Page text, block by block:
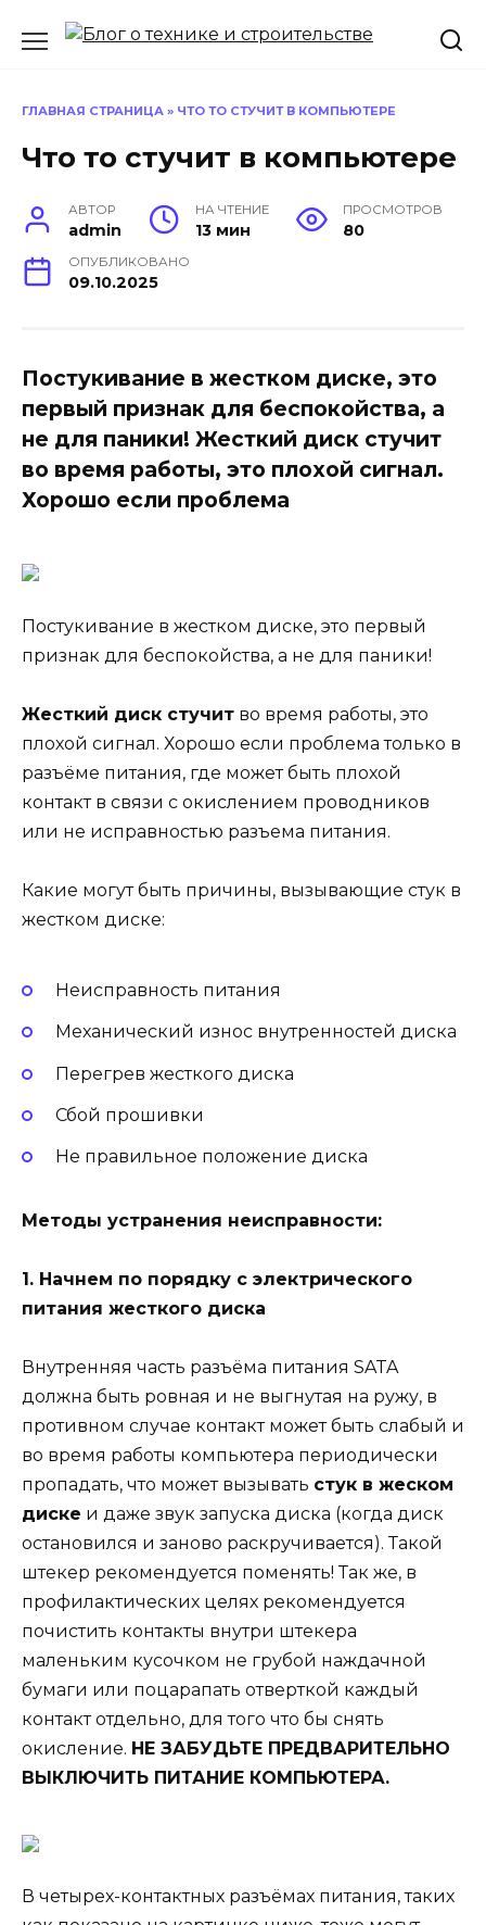
ГЛАВНАЯ СТРАНИЦА » ЧТО ТО СТУЧИТ В КОМПЬЮТЕРЕ
Что то стучит в компьютере
АВТОР
admin
НА ЧТЕНИЕ
13 мин
ПРОСМОТРОВ
80
ОПУБЛИКОВАНО
09.10.2025
Постукивание в жестком диске, это
первый признак для беспокойства, а
не для паники! Жесткий диск стучит
во время работы, это плохой сигнал.
Хорошо если проблема
Постукивание в жестком диске, это первый
признак для беспокойства, а не для паники!
Жесткий диск стучит во время работы, это
плохой сигнал. Хорошо если проблема только в
разъёме питания, где может быть плохой
контакт в связи с окислением проводников
или не исправностью разъема питания.
Какие могут быть причины, вызывающие стук в
жестком диске:
Неисправность питания
Механический износ внутренностей диска
Перегрев жесткого диска
Сбой прошивки
Не правильное положение диска
Методы устранения неисправности:
1. Начнем по порядку с электрического
питания жесткого диска
Внутренняя часть разъёма питания SATA
должна быть ровная и не выгнутая на ружу, в
противном случае контакт может быть слабый и
во время работы компьютера периодически
пропадать, что может вызывать стук в жеском
диске и даже звук запуска диска (когда диск
остановился и заново раскручивается). Такой
штекер рекомендуется поменять! Так же, в
профилактических целях рекомендуется
почистить контакты внутри штекера
маленьким кусочком не грубой наждачной
бумаги или поцарапать отверткой каждый
контакт отдельно, для того что бы снять
окисление. НЕ ЗАБУДЬТЕ ПРЕДВАРИТЕЛЬНО
ВЫКЛЮЧИТЬ ПИТАНИЕ КОМПЬЮТЕРА.
В четырех-контактных разъёмах питания, таких